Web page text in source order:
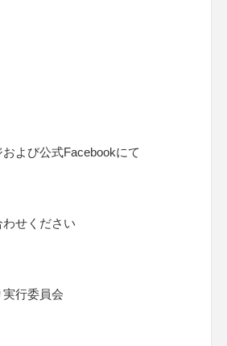
よび公式Facebookにて
せください
行委員会